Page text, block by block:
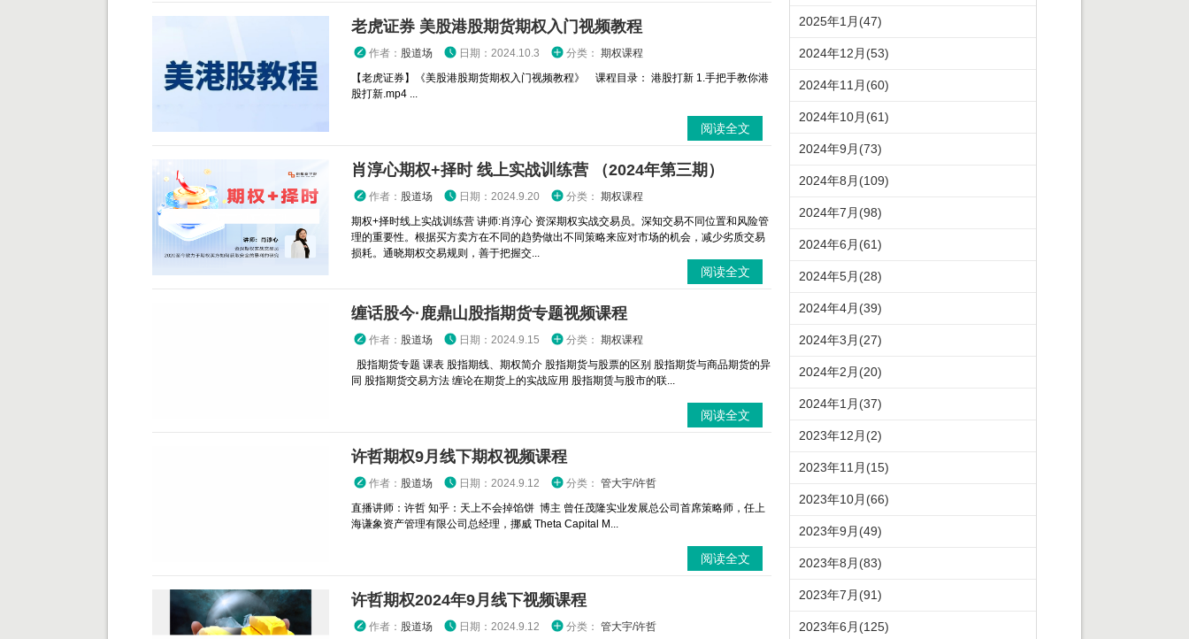
老虎证券 美股港股期货期权入门视频教程
作者： 股道场 日期：2024.10.3 分类： 期权课程
【老虎证券】《美股港股期货期权入门视频教程》 课程目录： 港股打新 1.手把手教你港
股打新.mp4 ...
阅读全文
肖淳心期权+择时 线上实战训练营 （2024年第三期）
作者： 股道场 日期：2024.9.20 分类： 期权课程
期权+择时线上实战训练营 讲师:肖淳心 资深期权实战交易员。深知交易不同位置和风险管
理的重要性。根据买方卖方在不同的趋势做出不同策略来应对市场的机会，减少劣质交易
损耗。通晓期权交易规则，善于把握交...
阅读全文
缠话股今·鹿鼎山股指期货专题视频课程
作者： 股道场 日期：2024.9.15 分类： 期权课程
股指期货专题 课表 股指期线、期权简介 股指期货与股票的区别 股指期货与商品期货的异
同 股指期货交易方法 缠论在期货上的实战应用 股指期赁与股市的联...
阅读全文
许哲期权9月线下期权视频课程
作者： 股道场 日期：2024.9.12 分类： 管大宇/许哲
直播讲师：许哲 知乎：天上不会掉馅饼 博主 曾任茂隆实业发展总公司首席策略师，任上
海谦象资产管理有限公司总经理，挪威 Theta Capital M...
阅读全文
许哲期权2024年9月线下视频课程
作者： 股道场 日期：2024.9.12 分类： 管大宇/许哲
2025年1月(47)
2024年12月(53)
2024年11月(60)
2024年10月(61)
2024年9月(73)
2024年8月(109)
2024年7月(98)
2024年6月(61)
2024年5月(28)
2024年4月(39)
2024年3月(27)
2024年2月(20)
2024年1月(37)
2023年12月(2)
2023年11月(15)
2023年10月(66)
2023年9月(49)
2023年8月(83)
2023年7月(91)
2023年6月(125)